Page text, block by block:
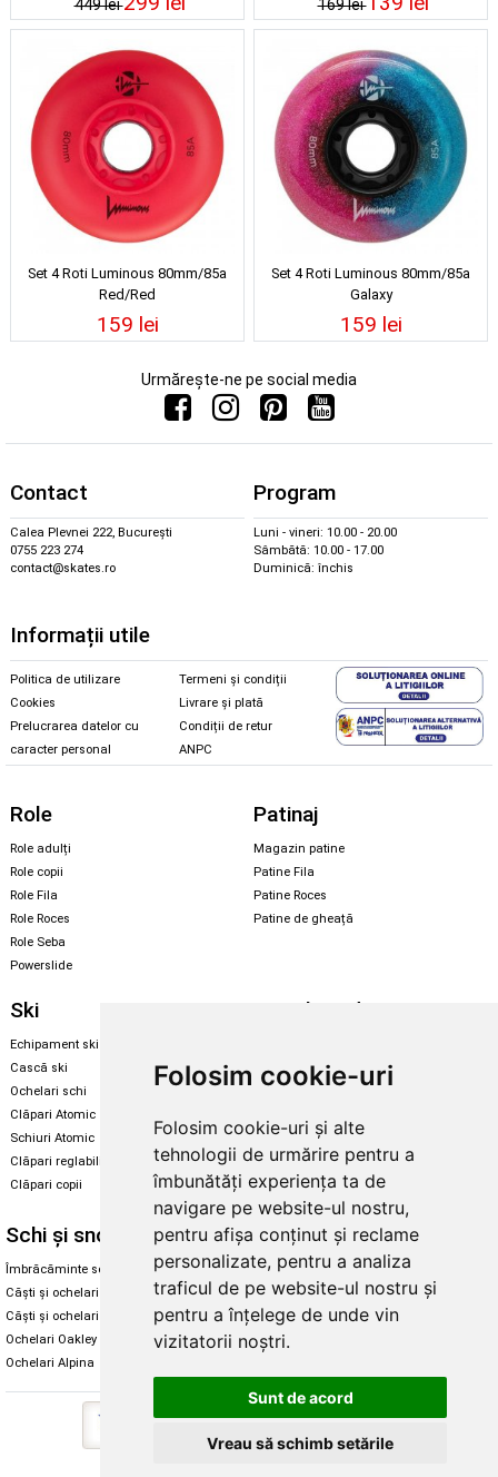
Folosim cookie-uri
Folosim cookie-uri și alte
tehnologii de urmărire pentru a
îmbunătăți experiența ta de
navigare pe website-ul nostru,
pentru afișa conținut și reclame
personalizate, pentru a analiza
traficul de pe website-ul nostru și
pentru a înțelege de unde vin
vizitatorii noștri.
Sunt de acord
Vreau să schimb setările
449 lei 169 lei
Set 4 Roti Luminous 80mm/85a
Red/Red
159 lei
Set 4 Roti Luminous 80mm/85a
Galaxy
159 lei
Urmărește-ne pe social media
Contact
Calea Plevnei 222, București
0755 223 274
contact@skates.ro
Program
Luni - vineri: 10.00 - 20.00
Sâmbătă: 10.00 - 17.00
Duminică: închis
Informații utile
Politica de utilizare
Cookies
Prelucrarea datelor cu
caracter personal
Termeni și condiții
Livrare și plată
Condiții de retur
ANPC
Role
Role adulți
Role copii
Role Fila
Role Roces
Role Seba
Powerslide
Patinaj
Magazin patine
Patine Fila
Patine Roces
Patine de gheață
Ski
Echipament ski
Cască ski
Ochelari schi
Clăpari Atomic
Schiuri Atomic
Clăpari reglabili
Clăpari copii
Snowboard
Echipament snowboard
Legături Rome SDS
Skate & longboard
Enuff Skateboards
Schi și snowboard
Îmbrăcăminte schi și snowboard
Căști și ochelari de iarnă
Căști și ochelari Alpina
Ochelari Oakley
Ochelari Alpina
Diverse
Cum aleg rolele
Cum aleg ochelarii
Ochelari de soare Oakley
Ochelari de soare Alpina